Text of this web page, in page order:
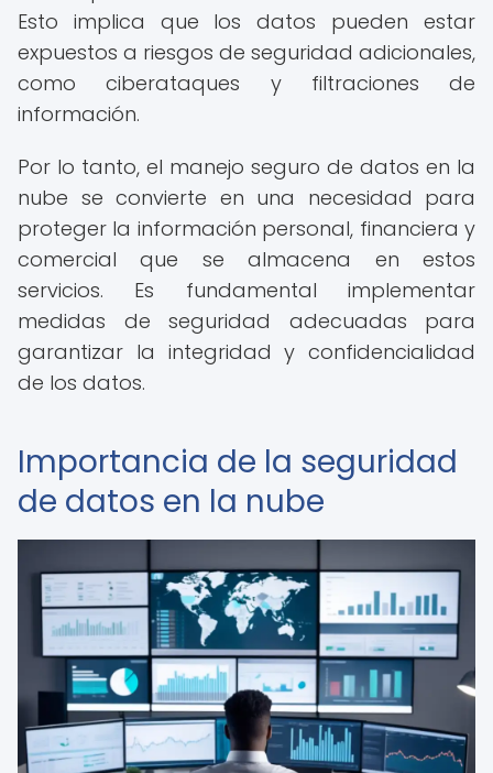
Esto implica que los datos pueden estar
expuestos a riesgos de seguridad adicionales,
como ciberataques y filtraciones de
información.
Por lo tanto, el manejo seguro de datos en la
nube se convierte en una necesidad para
proteger la información personal, financiera y
comercial que se almacena en estos
servicios. Es fundamental implementar
medidas de seguridad adecuadas para
garantizar la integridad y confidencialidad
de los datos.
Importancia de la seguridad
de datos en la nube